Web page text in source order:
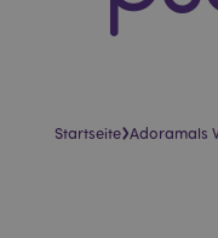
Startseite›Adoramals